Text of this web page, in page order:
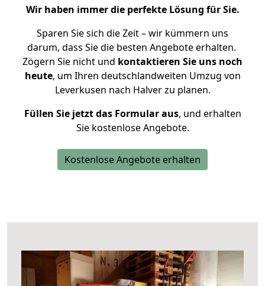
Wir haben immer die perfekte Lösung für Sie.
Sparen Sie sich die Zeit – wir kümmern uns
darum, dass Sie die besten Angebote erhalten.
Zögern Sie nicht und kontaktieren Sie uns noch
heute, um Ihren deutschlandweiten Umzug von
Leverkusen nach Halver zu planen.
Füllen Sie jetzt das Formular aus, und erhalten
Sie kostenlose Angebote.
Kostenlose Angebote erhalten